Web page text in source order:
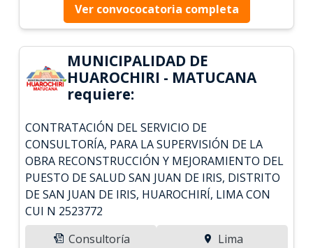
Ver convococatoria completa
MUNICIPALIDAD DE
HUAROCHIRI - MATUCANA
requiere:
CONTRATACIÓN DEL SERVICIO DE
CONSULTORÍA, PARA LA SUPERVISIÓN DE LA
OBRA RECONSTRUCCIÓN Y MEJORAMIENTO DEL
PUESTO DE SALUD SAN JUAN DE IRIS, DISTRITO
DE SAN JUAN DE IRIS, HUAROCHIRÍ, LIMA CON
CUI N 2523772
Consultoría
Lima